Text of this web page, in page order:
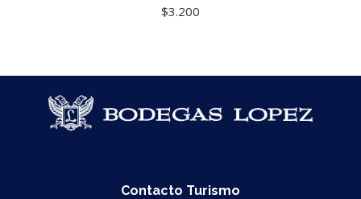
$3.200
Contacto Turismo